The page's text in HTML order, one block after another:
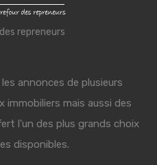
repreneurs
annonces de plusieurs
immobiliers mais aussi des
l'un des plus grands choix
disponibles.